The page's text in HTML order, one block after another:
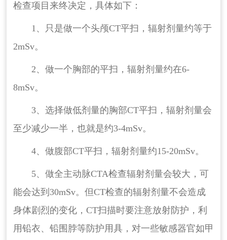
检查项目来终决定，具体如下：
1、只是做一个头颅CT平扫，辐射剂量约等于
2mSv。
2、做一个胸部的平扫，辐射剂量约在6-
8mSv。
3、选择做低剂量的胸部CT平扫，辐射剂量会
至少减少一半，也就是约3-4mSv。
4、做腹部CT平扫，辐射剂量约15-20mSv。
5、做全主动脉CTA检查辐射剂量会较大，可
能会达到30mSv。但CT检查的辐射剂量不会造成
身体剧烈的变化，CT扫描时要注意放射防护，利
用铅衣、铅围脖等防护用具，对一些敏感器官如甲